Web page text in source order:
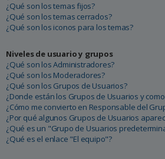
¿Qué son los temas fijos?
¿Qué son los temas cerrados?
¿Qué son los iconos para los temas?
Niveles de usuario y grupos
¿Qué son los Administradores?
¿Qué son los Moderadores?
¿Qué son los Grupos de Usuarios?
¿Donde están los Grupos de Usuarios y
¿Cómo me convierto en Responsable del
¿Por qué algunos Grupos de Usuarios
¿Qué es un "Grupo de Usuarios
¿Qué es el enlace "El equipo"?